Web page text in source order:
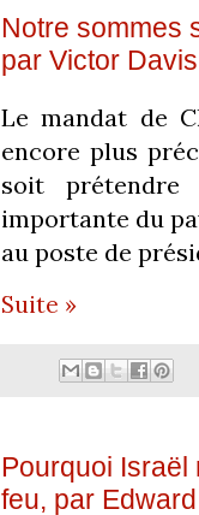
Notre sommes
par Victor
Le mandat de
encore plus
soit
importante du
au poste de
Suite »
Pourquoi
feu, par